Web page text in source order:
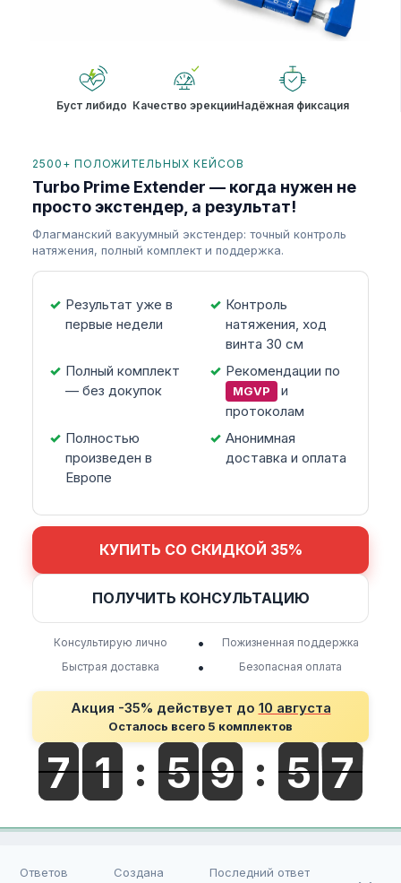
Буст либидо Качество эрекцииНадёжная фиксация
2500+ ПОЛОЖИТЕЛЬНЫХ КЕЙСОВ
Turbo Prime Extender — когда нужен не
просто экстендер, а результат!
Флагманский вакуумный экстендер: точный контроль
натяжения, полный комплект и поддержка.
Результат уже в
первые недели
Контроль
натяжения, ход
винта 30 см
Полный комплект
— без докупок
Рекомендации по
MGVP
и
протоколам
Полностью
произведен в
Европе
Анонимная
доставка и оплата
КУПИТЬ СО СКИДКОЙ 35%
ПОЛУЧИТЬ КОНСУЛЬТАЦИЮ
Консультирую лично •
Пожизненная поддержка
Быстрая доставка
• Безопасная оплата
Акция -35% действует до 10 августа
Осталось всего 5 комплектов
Ответов Создана Последний ответ